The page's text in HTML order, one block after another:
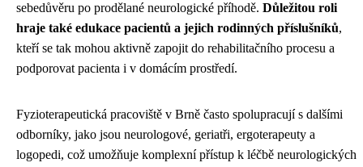
sebedůvěru po prodělané neurologické příhodě. Důležitou roli
hraje také edukace pacientů a jejich rodinných příslušníků,
kteří se tak mohou aktivně zapojit do rehabilitačního procesu a
podporovat pacienta i v domácím prostředí.
Fyzioterapeutická pracoviště v Brně často spolupracují s dalšími
odborníky, jako jsou neurologové, geriatři, ergoterapeuty a
logopedi, což umožňuje komplexní přístup k léčbě neurologických